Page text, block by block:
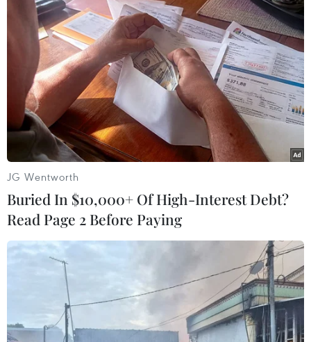
TIN LIÊN QUAN
Chuỗi sự kiện hưởng ứng
Ngày Môi trường thế giới, Ngày Đại dương
thế giới
JG Wentworth
Buried In $10,000+ Of High-Interest Debt?
Read Page 2 Before Paying